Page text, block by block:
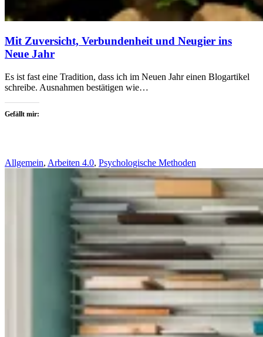
Mit Zuversicht, Verbundenheit und Neugier ins
Neue Jahr
Es ist fast eine Tradition, dass ich im Neuen Jahr einen Blogartikel
schreibe. Ausnahmen bestätigen wie…
Gefällt mir:
Allgemein, Arbeiten 4.0, Psychologische Methoden